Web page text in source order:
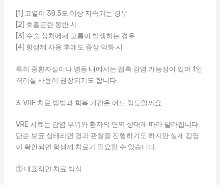
[1] 고열이 38.5도 이상 지속되는 경우
[2] 호흡곤란 동반 시
[3] 수술 상처에서 고름이 발생하는 경우
[4] 항생제 사용 후에도 증상 악화 시
특히 중환자실이나 병동 내에서는 접촉 감염 가능성이 있어 1인
격리실 사용이 권장되기도 합니다.
3. VRE 치료 방법과 회복 기간은 어느 정도일까요
VRE 치료는 감염 부위와 환자의 면역 상태에 따라 달라집니다.
단순 보균 상태라면 경과 관찰을 진행하기도 하지만 실제 감염
이 확인되면 항생제 치료가 필요할 수 있습니다.
① 대표적인 치료 방식